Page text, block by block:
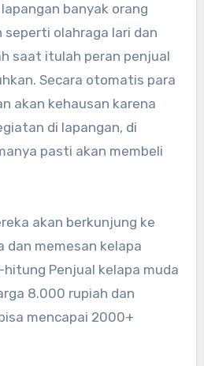
banyak orang
olahraga lari dan
saat itulah peran penjual
Secara otomatis para
akan kehausan karena
di lapangan, di
pasti akan membeli
akan berkunjung ke
dan memesan kelapa
Penjual kelapa muda
8.000 rupiah dan
mencapai 2000+